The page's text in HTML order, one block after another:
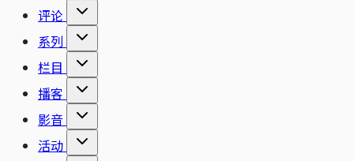
评论
系列
栏目
播客
影音
活动